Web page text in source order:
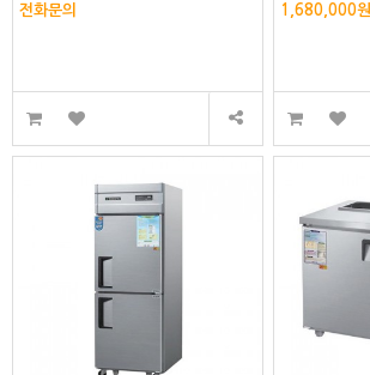
전화문의 1,680,000원